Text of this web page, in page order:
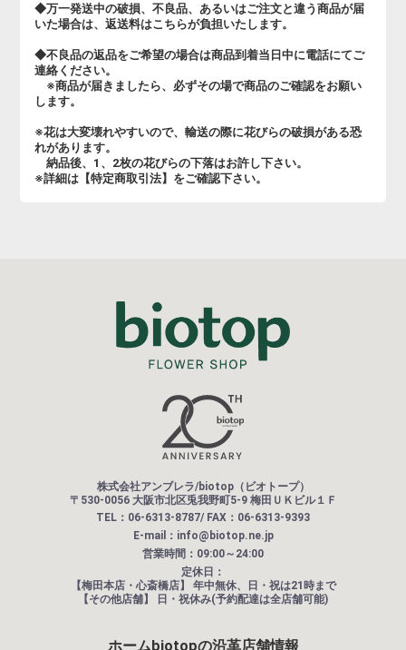
◆万一発送中の破損、不良品、あるいはご注文と違う商品が届
いた場合は、返送料はこちらが負担いたします。
◆不良品の返品をご希望の場合は商品到着当日中に電話にてご
連絡ください。
※商品が届きましたら、必ずその場で商品のご確認をお願い
します。
※花は大変壊れやすいので、輸送の際に花びらの破損がある恐
れがあります。
納品後、1、2枚の花びらの下落はお許し下さい。
※詳細は【特定商取引法】をご確認下さい。
株式会社アンブレラ/biotop（ビオトープ）
〒530-0056 大阪市北区兎我野町5-9 梅田ＵＫビル１Ｆ
TEL：06-6313-8787/ FAX：06-6313-9393
E-mail：info@biotop.ne.jp
営業時間：09:00～24:00
定休日：
【梅田本店・心斎橋店】 年中無休、日・祝は21時まで
【その他店舗】
日・祝休み(予約配達は全店舗可能)
ホームbiotopの沿革店舗情報